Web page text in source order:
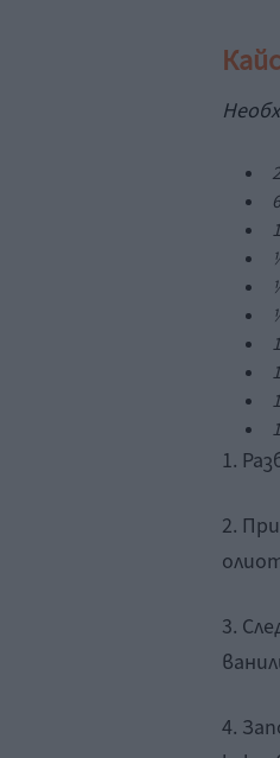
1.
2.
3.
4.